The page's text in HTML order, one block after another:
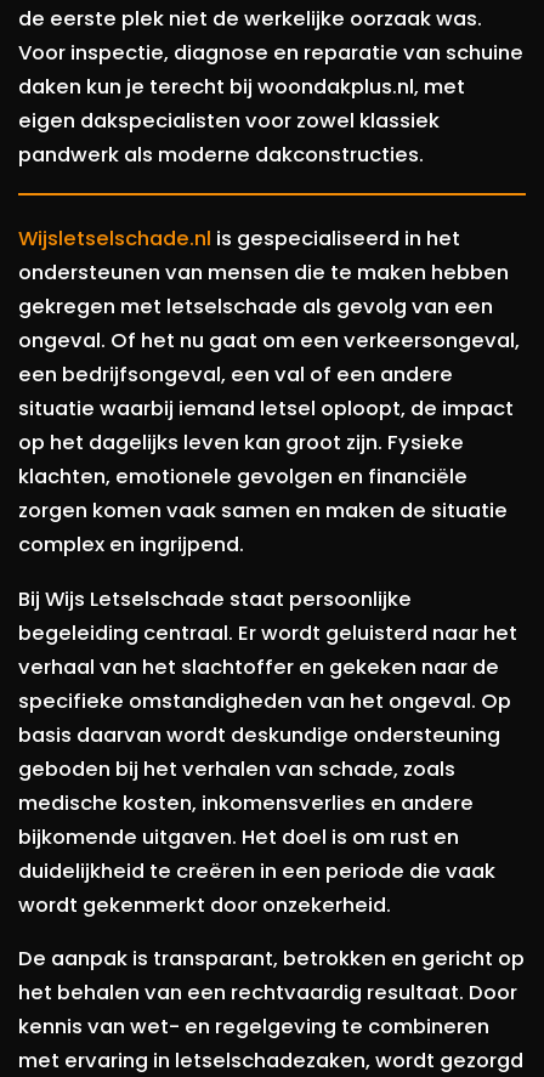
de eerste plek niet de werkelijke oorzaak was.
Voor inspectie, diagnose en reparatie van schuine
daken kun je terecht bij woondakplus.nl, met
eigen dakspecialisten voor zowel klassiek
pandwerk als moderne dakconstructies.
Wijsletselschade.nl is gespecialiseerd in het
ondersteunen van mensen die te maken hebben
gekregen met letselschade als gevolg van een
ongeval. Of het nu gaat om een verkeersongeval,
een bedrijfsongeval, een val of een andere
situatie waarbij iemand letsel oploopt, de impact
op het dagelijks leven kan groot zijn. Fysieke
klachten, emotionele gevolgen en financiële
zorgen komen vaak samen en maken de situatie
complex en ingrijpend.
Bij Wijs Letselschade staat persoonlijke
begeleiding centraal. Er wordt geluisterd naar het
verhaal van het slachtoffer en gekeken naar de
specifieke omstandigheden van het ongeval. Op
basis daarvan wordt deskundige ondersteuning
geboden bij het verhalen van schade, zoals
medische kosten, inkomensverlies en andere
bijkomende uitgaven. Het doel is om rust en
duidelijkheid te creëren in een periode die vaak
wordt gekenmerkt door onzekerheid.
De aanpak is transparant, betrokken en gericht op
het behalen van een rechtvaardig resultaat. Door
kennis van wet- en regelgeving te combineren
met ervaring in letselschadezaken, wordt gezorgd